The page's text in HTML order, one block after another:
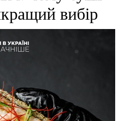
вибір